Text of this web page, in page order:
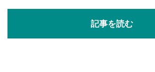
記事を読む